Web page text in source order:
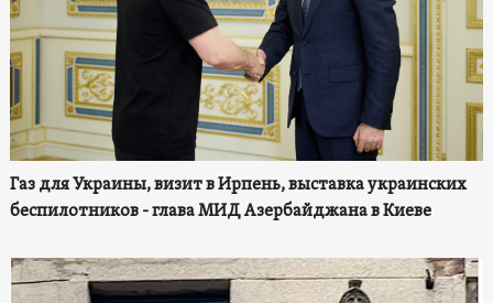
Газ для Украины, визит в Ирпень, выставка украинских
беспилотников - глава МИД Азербайджана в Киеве